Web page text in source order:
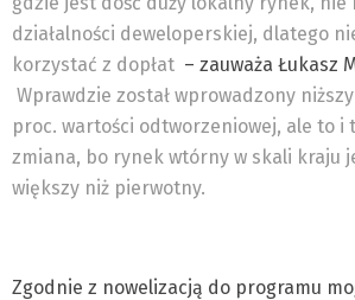
działalności deweloperskiej, dlatego
korzystać z dopłat – zauważa Łukasz
Wprawdzie został wprowadzony
proc. wartości odtworzeniowej, ale to i
zmiana, bo rynek wtórny w skali kraju
większy niż pierwotny.
Zgodnie z nowelizacją do programu